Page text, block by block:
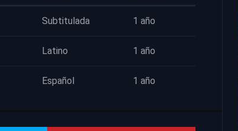
Subtitulada 1 año
Latino 1 año
Español 1 año